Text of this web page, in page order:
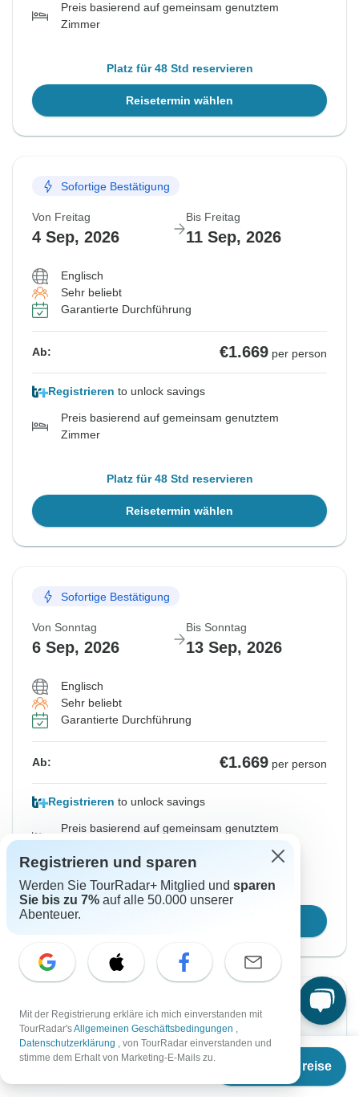
Ab€1.329
Termine & Preise
Preis basierend auf gemeinsam genutztem
Zimmer
Platz für 48 Std reservieren
Reisetermin wählen
Sofortige Bestätigung
Von Freitag
4 Sep, 2026
Bis Freitag
11 Sep, 2026
Englisch
Sehr beliebt
Garantierte Durchführung
Ab: €1.669 per person
Registrieren to unlock savings
Preis basierend auf gemeinsam genutztem
Zimmer
Platz für 48 Std reservieren
Reisetermin wählen
Sofortige Bestätigung
Von Sonntag
6 Sep, 2026
Bis Sonntag
13 Sep, 2026
Englisch
Sehr beliebt
Garantierte Durchführung
Ab: €1.669 per person
Registrieren to unlock savings
Preis basierend auf gemeinsam genutztem
Platz für 48 Std reservieren
Von Montag
7 Sep, 2026
Bis Montag
14 Sep, 2026
Registrieren und sparen
Werden Sie TourRadar+ Mitglied und sparen
Sie bis zu 7% auf alle 50.000 unserer
Abenteuer.
Mit der Registrierung erkläre ich mich einverstanden mit
TourRadar'sAllgemeinen Geschäftsbedingungen ,
Datenschutzerklärung , von TourRadar einverstanden und
stimme dem Erhalt von Marketing-E-Mails zu.